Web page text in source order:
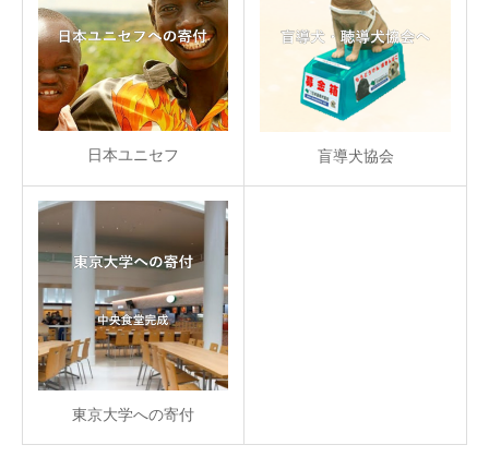
日本ユニセフ 盲導犬協会
東京大学への寄付